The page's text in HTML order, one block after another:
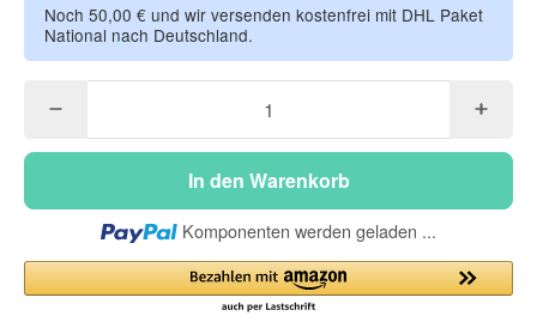
Noch 50,00 € und wir versenden kostenfrei mit DHL Paket
National nach Deutschland.
In den Warenkorb
Loading...
Komponenten werden geladen ...